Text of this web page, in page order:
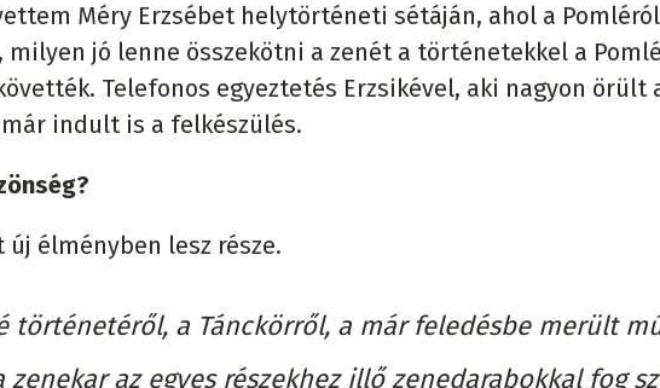
Méry Erzsébet helytörténeti sétáján, ahol a
jó lenne összekötni a zenét a történetekkel a
Telefonos egyeztetés Erzsikével, aki nagyon örült
indult is a felkészülés.
új élményben lesz része.
történetéről, a Tánckörről, a már feledésbe merült
az egyes részekhez illő zenedarabokkal fog